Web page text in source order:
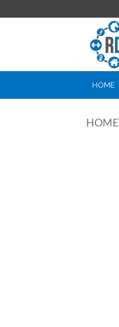
naar
HOME
HOME